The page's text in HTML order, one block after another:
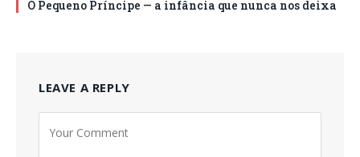
O Pequeno Príncipe — a infância que nunca nos deixa
LEAVE A REPLY